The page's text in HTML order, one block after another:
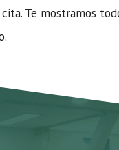
Te mostramos